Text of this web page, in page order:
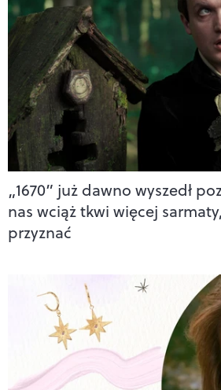
„1670” już dawno wyszedł
nas wciąż tkwi więcej
przyznać